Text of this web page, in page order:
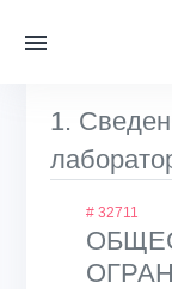
1.
# 32711